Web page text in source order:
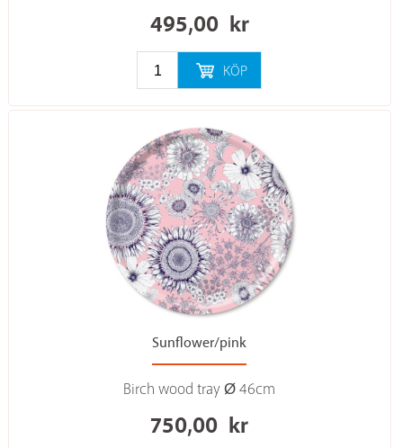
495,00 kr
KÖP
Sunflower/pink
Birch wood tray Ø 46cm
750,00 kr